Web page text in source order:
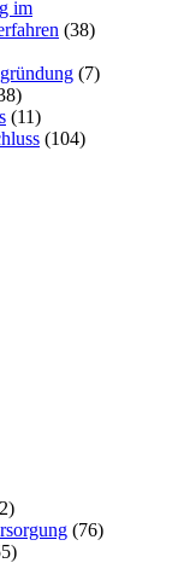
im
(38)
(7)
(11)
(104)
(76)